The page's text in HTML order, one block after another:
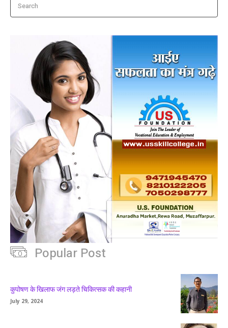
Search
Popular Post
कुपोषण के खिलाफ जंग लड़ते चिकित्सक की कहानी
July 29, 2024